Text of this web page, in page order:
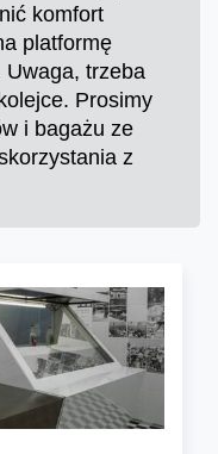
komfort
platformę
Uwaga, trzeba
Prosimy
i bagażu ze
z